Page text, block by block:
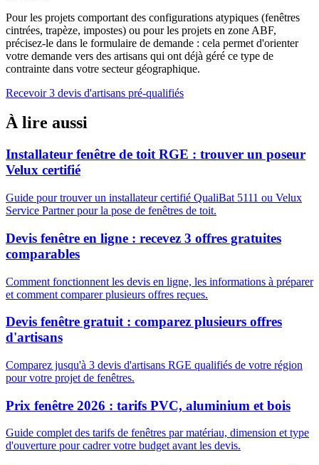
Pour les projets comportant des configurations atypiques (fenêtres
cintrées, trapèze, impostes) ou pour les projets en zone ABF,
précisez-le dans le formulaire de demande : cela permet d'orienter
votre demande vers des artisans qui ont déjà géré ce type de
contrainte dans votre secteur géographique.
Recevoir 3 devis d'artisans pré-qualifiés
À lire aussi
Installateur fenêtre de toit RGE : trouver un poseur
Velux certifié
Guide pour trouver un installateur certifié QualiBat 5111 ou Velux
Service Partner pour la pose de fenêtres de toit.
Devis fenêtre en ligne : recevez 3 offres gratuites
comparables
Comment fonctionnent les devis en ligne, les informations à préparer
et comment comparer plusieurs offres reçues.
Devis fenêtre gratuit : comparez plusieurs offres
d'artisans
Comparez jusqu'à 3 devis d'artisans RGE qualifiés de votre région
pour votre projet de fenêtres.
Prix fenêtre 2026 : tarifs PVC, aluminium et bois
Guide complet des tarifs de fenêtres par matériau, dimension et type
d'ouverture pour cadrer votre budget avant les devis.